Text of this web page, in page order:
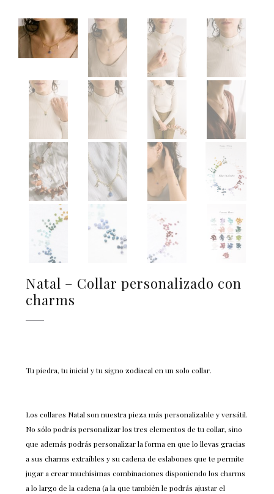
Natal – Collar personalizado con
charms
Tu piedra, tu inicial y tu signo zodiacal en un solo collar.
Los collares Natal son nuestra pieza más personalizable y versátil.
No sólo podrás personalizar los tres elementos de tu collar, sino
que además podrás personalizar la forma en que lo llevas gracias
a sus charms extraíbles y su cadena de eslabones que te permite
jugar a crear muchísimas combinaciones disponiendo los charms
a lo largo de la cadena (a la que también le podrás ajustar el